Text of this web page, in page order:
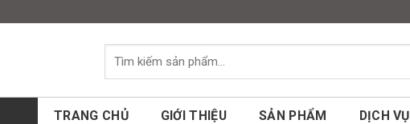
Tìm
TRANG CHỦ GIỚI THIỆU SẢN PHẨM DỊCH VỤ